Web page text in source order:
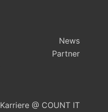
News
Partner
Karriere @ COUNT IT